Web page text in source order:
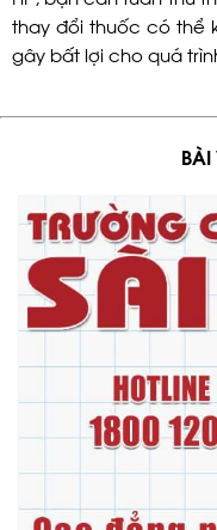
thay đổi thuốc có thể
gây bất lợi cho quá
BÀI